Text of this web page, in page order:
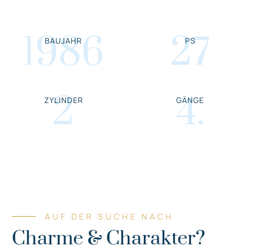
1986
BAUJAHR 27
PS
2
ZYLINDER 4.
GÄNGE
AUF DER SUCHE NACH
Charme & Charakter?